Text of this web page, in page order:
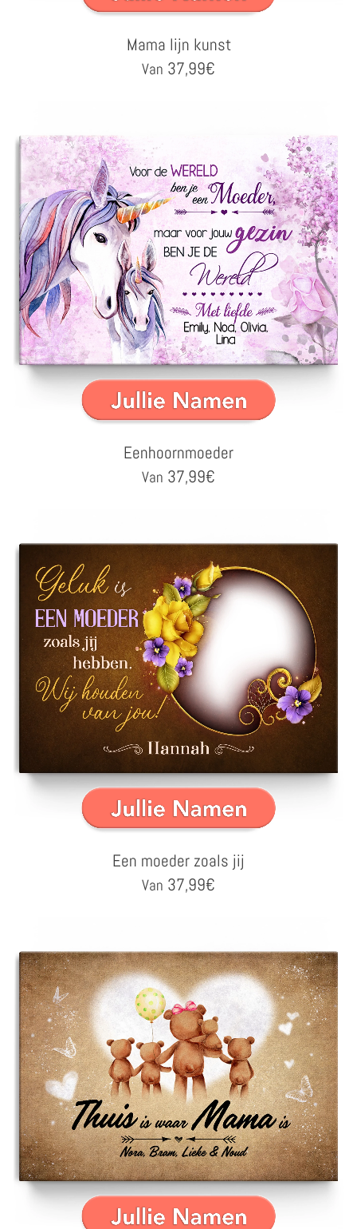
Mama lijn kunst
Van 37,99€
Eenhoornmoeder
Van 37,99€
Een moeder zoals jij
Van 37,99€